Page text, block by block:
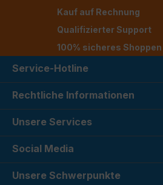
Kauf auf Rechnung
Qualifizierter Support
100% sicheres Shoppen
Service-Hotline
Rechtliche Informationen
Unsere Services
Social Media
Unsere Schwerpunkte